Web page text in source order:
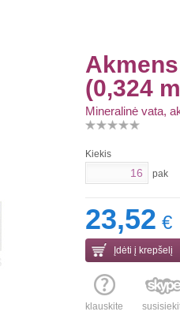
(0,324
Mineralinė vata,
Kiekis
pak
23,52 €
Įdėti į krepšelį
klauskite